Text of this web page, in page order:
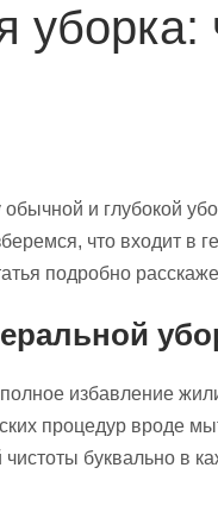
уборка:
и глубокой
что входит в
подробно
избавление
процедур вроде
буквально в